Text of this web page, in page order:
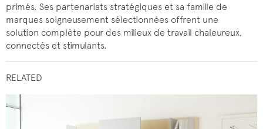
primés. Ses partenariats stratégiques et sa famille de
marques soigneusement sélectionnées offrent une
solution complète pour des milieux de travail chaleureux,
connectés et stimulants.
RELATED